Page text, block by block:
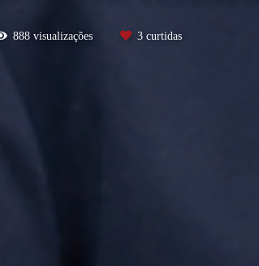
888visualizações 3curtidas